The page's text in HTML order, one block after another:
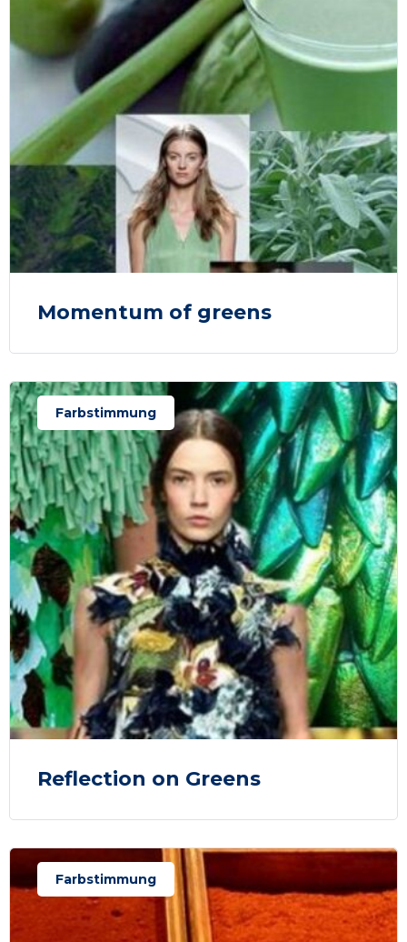
Momentum of greens
Farbstimmung
Reflection on Greens
Farbstimmung